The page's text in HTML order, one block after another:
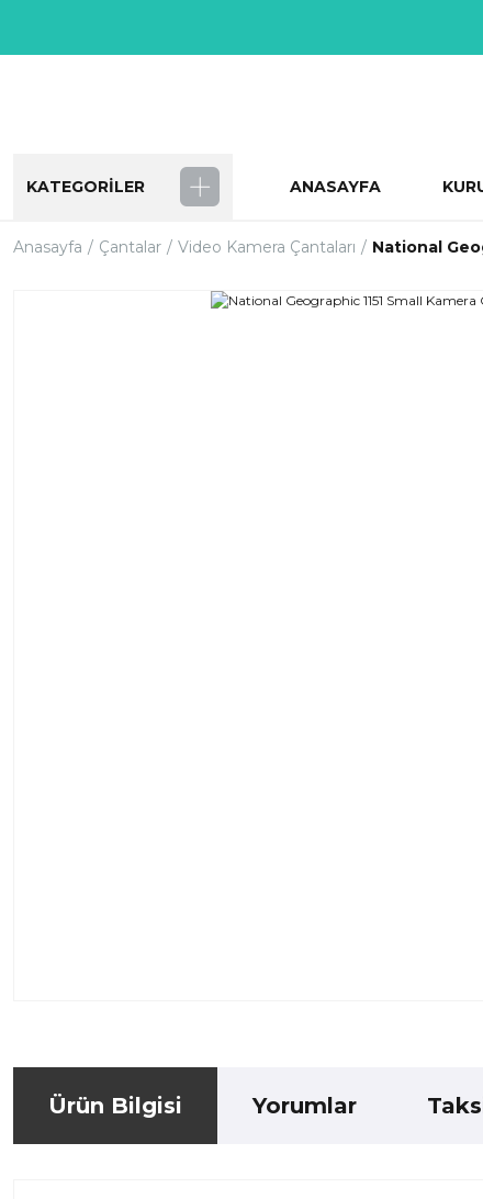
KATEGORİLER ANASAYFA
Anasayfa Çantalar Video Kamera Çantaları National
Ürün Bilgisi Yorumlar